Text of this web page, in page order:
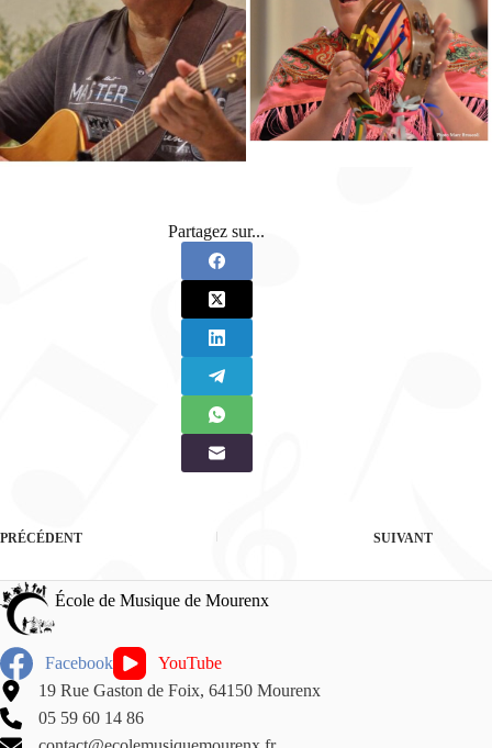
Partagez sur...
PRÉCÉDENT SUIVANT
École de Musique de Mourenx
Facebook
YouTube
19 Rue Gaston de Foix, 64150 Mourenx
05 59 60 14 86